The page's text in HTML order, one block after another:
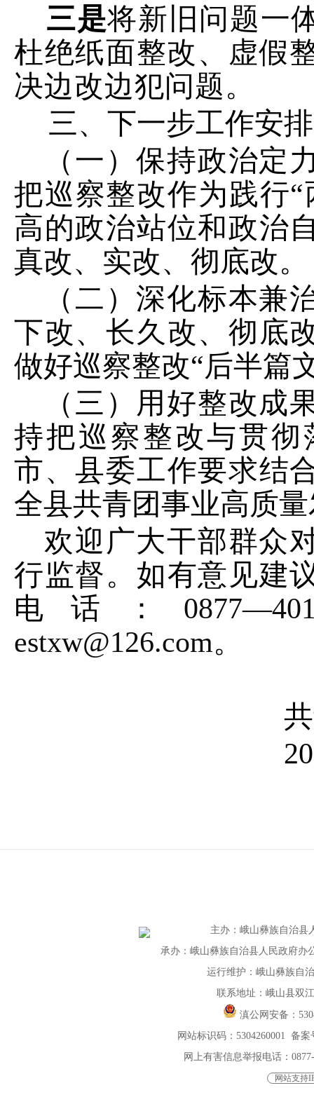
三是将新旧问题一
杜绝纸面整改、虚假
决边改边犯问题。
三、 下一步工作安排
（一）保持政治定
把巡察整改作为践行
高的政治站位和政治
真改、实改、彻底改。
（二）深化标本兼
下改、长久改、彻底
做好巡察整改“后半篇
（三）用好整改成
持把巡察整改与贯
市、县委工作要求结
全县共青团事业高质
欢迎广大干部群众
行监督。如有意见建
电话： 0877—
estxw@126.com。
主办： 峨山彝族自治县
承办：峨山彝族自治县人民政府办
运行维护：峨山彝族自
联系地址：峨山县双
滇公网安备：
网站标识码：5304260001 备案
网上有害信息举报电话：
网站支持